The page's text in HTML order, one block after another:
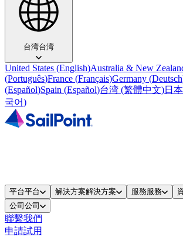
台湾台湾
United States (English)Australia & New
(Português)France (Français)Germany (Deutsch
(Español)Spain (Español)台湾 (繁體中文)日本
국어)
平台平台 解決方案解決方案 服務服務
公司 公司
聯繫我們
申請試用